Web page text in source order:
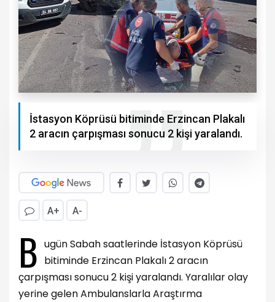
İstasyon Köprüsü bitiminde Erzincan Plakalı
2 aracın çarpışması sonucu 2 kişi yaralandı.
A+ A-
B ugün Sabah saatlerinde İstasyon Köprüsü
bitiminde Erzincan Plakalı 2 aracın
çarpışması sonucu 2 kişi yaralandı. Yaralılar olay
yerine gelen Ambulanslarla Araştırma